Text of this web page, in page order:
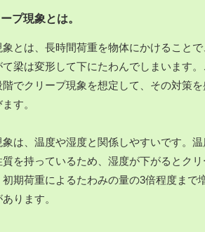
プ現象とは。
象とは、長時間荷重を物体にかけること
て梁は変形して下にたわんでしまいます
でクリープ現象を想定して、その対策
す。
象は、温度や湿度と関係しやすいです。
質を持っているため、湿度が下がるとク
初期荷重によるたわみの量の3倍程度ま
ります。